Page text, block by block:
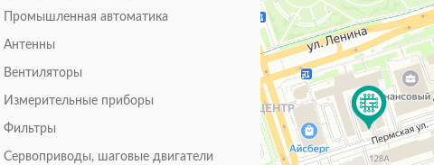
Промышленная автоматика
Антенны
Вентиляторы
Измерительные приборы
Фильтры
Сервоприводы, шаговые двигатели